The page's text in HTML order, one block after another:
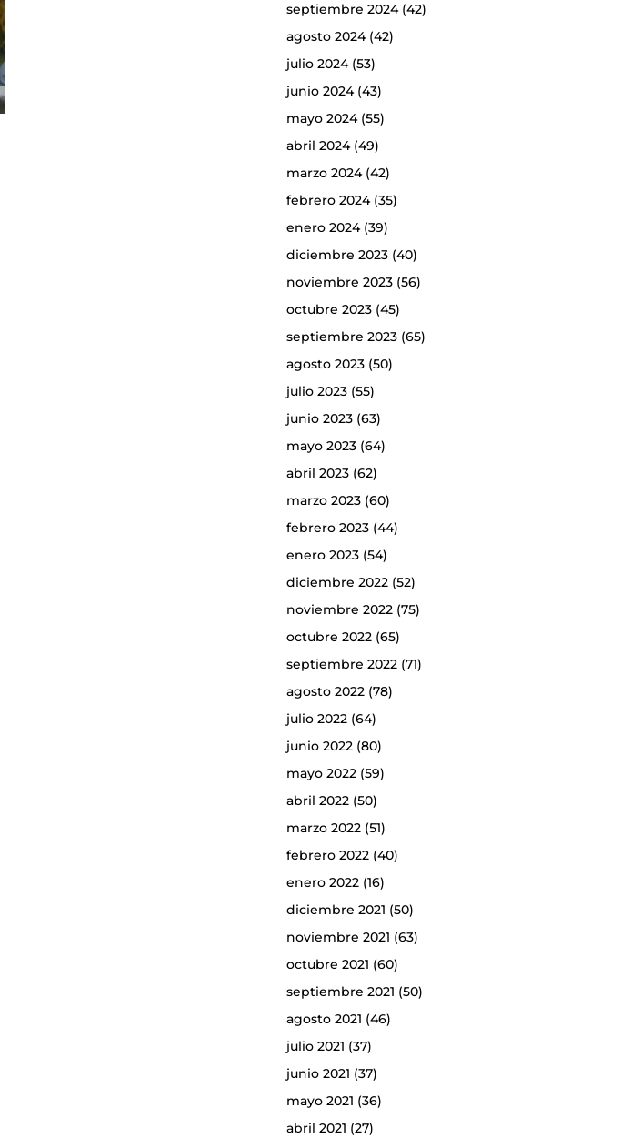
septiembre 2024(42)
agosto 2024(42)
julio 2024(53)
junio 2024(43)
mayo 2024(55)
abril 2024(49)
marzo 2024(42)
febrero 2024(35)
enero 2024(39)
diciembre 2023(40)
noviembre 2023(56)
octubre 2023(45)
septiembre 2023(65)
agosto 2023(50)
julio 2023(55)
junio 2023(63)
mayo 2023(64)
abril 2023(62)
marzo 2023(60)
febrero 2023(44)
enero 2023(54)
diciembre 2022(52)
noviembre 2022(75)
octubre 2022(65)
septiembre 2022(71)
agosto 2022(78)
julio 2022(64)
junio 2022(80)
mayo 2022(59)
abril 2022(50)
marzo 2022(51)
febrero 2022(40)
enero 2022(16)
diciembre 2021 (50)
noviembre 2021 (63)
octubre 2021 (60)
septiembre 2021 (50)
agosto 2021 (46)
julio 2021 (37)
junio 2021 (37)
mayo 2021 (36)
abril 2021 (27)